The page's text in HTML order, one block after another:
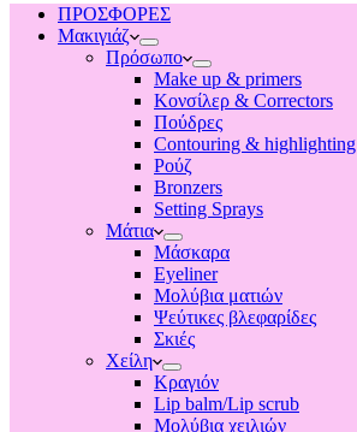
ΠΡΟΣΦΟΡΕΣ
Μακιγιάζ
Πρόσωπο
Make up & primers
Κονσίλερ & Correctors
Πούδρες
Contouring & highlighting
Ρούζ
Bronzers
Setting Sprays
Μάτια
Μάσκαρα
Eyeliner
Μολύβια ματιών
Ψεύτικες βλεφαρίδες
Σκιές
Χείλη
Κραγιόν
Lip balm/Lip scrub
Μολύβια χειλιών